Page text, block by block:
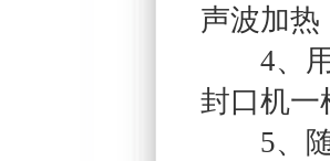
声波加热
4、用
封口机一
5、随